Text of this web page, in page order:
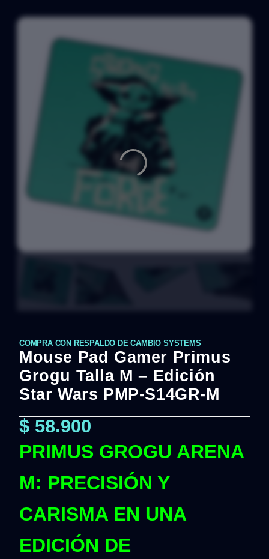
COMPRA CON RESPALDO DE CAMBIO SYSTEMS
Mouse Pad Gamer Primus
Grogu Talla M – Edición
Star Wars PMP-S14GR-M
$ 58.900
PRIMUS GROGU ARENA
M: PRECISIÓN Y
CARISMA EN UNA
EDICIÓN DE